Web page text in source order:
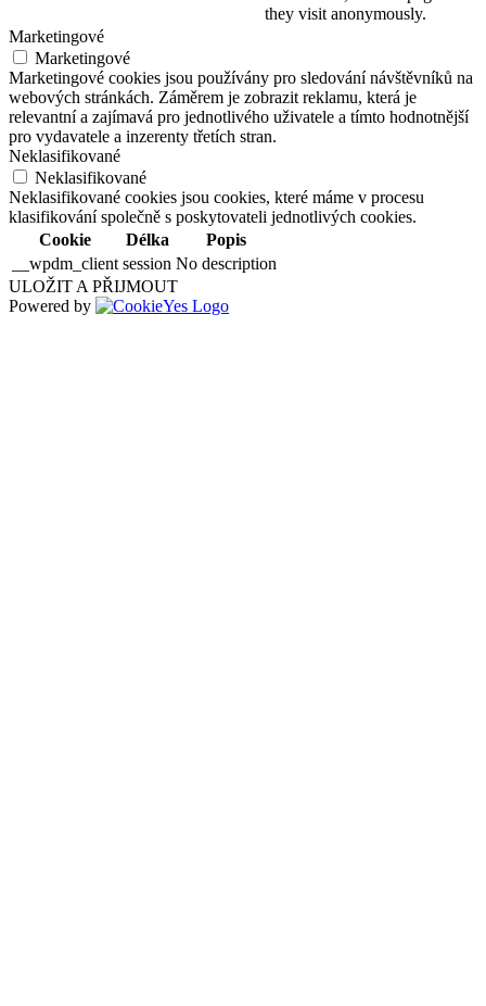
they visit anonymously.
Marketingové
Marketingové
Marketingové cookies jsou používány pro sledování návštěvníků na
webových stránkách. Záměrem je zobrazit reklamu, která je
relevantní a zajímavá pro jednotlivého uživatele a tímto hodnotnější
pro vydavatele a inzerenty třetích stran.
Neklasifikované
Neklasifikované
Neklasifikované cookies jsou cookies, které máme v procesu
klasifikování společně s poskytovateli jednotlivých cookies.
Cookie
Délka
Popis
__wpdm_client session No description
ULOŽIT A PŘIJMOUT
Powered by